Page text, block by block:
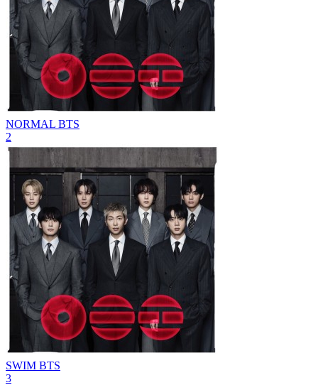
NORMAL BTS
2
SWIM BTS
3